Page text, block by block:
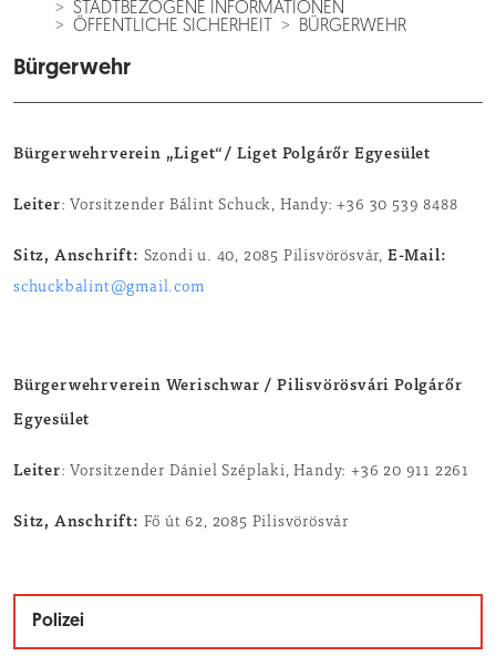
STADTBEZOGENE INFORMATIONEN
ÖFFENTLICHE SICHERHEIT
BÜRGERWEHR
Bürgerwehr
Bürgerwehrverein „Liget“/ Liget Polgárőr Egyesület
Leiter: Vorsitzender Bálint Schuck, Handy: +36 30 539 8488
Sitz, Anschrift: Szondi u. 40, 2085 Pilisvörösvár, E-Mail:
schuckbalint@gmail.com
Bürgerwehrverein Werischwar / Pilisvörösvári Polgárőr
Egyesület
Leiter: Vorsitzender Dániel Széplaki, Handy: +36 20 911 2261
Sitz, Anschrift: Fő út 62, 2085 Pilisvörösvár
Polizei